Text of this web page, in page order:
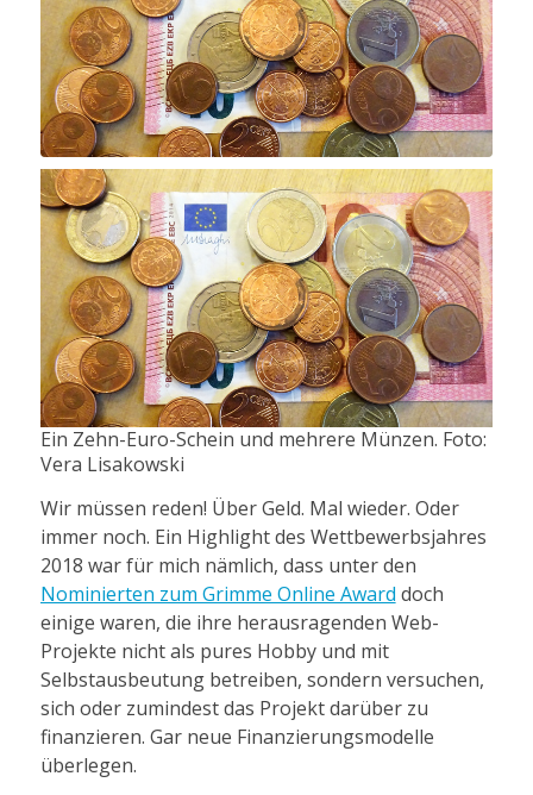
Ein Zehn-Euro-Schein und mehrere Münzen. Foto:
Vera Lisakowski
Wir müssen reden! Über Geld. Mal wieder. Oder
immer noch. Ein Highlight des Wettbewerbsjahres
2018 war für mich nämlich, dass unter den
Nominierten zum Grimme Online Award doch
einige waren, die ihre herausragenden Web-
Projekte nicht als pures Hobby und mit
Selbstausbeutung betreiben, sondern versuchen,
sich oder zumindest das Projekt darüber zu
finanzieren. Gar neue Finanzierungsmodelle
überlegen.